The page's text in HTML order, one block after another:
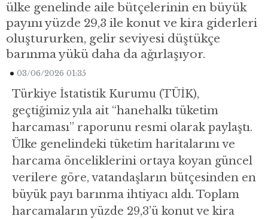
ülke genelinde aile bütçelerinin en büyük
payını yüzde 29,3 ile konut ve kira giderleri
oluştururken, gelir seviyesi düştükçe
barınma yükü daha da ağırlaşıyor.
03/06/2026 01:35
Türkiye İstatistik Kurumu (TÜİK),
geçtiğimiz yıla ait “hanehalkı tüketim
harcaması” raporunu resmi olarak paylaştı.
Ülke genelindeki tüketim haritalarını ve
harcama önceliklerini ortaya koyan güncel
verilere göre, vatandaşların bütçesinden en
büyük payı barınma ihtiyacı aldı. Toplam
harcamaların yüzde 29,3’ü konut ve kira